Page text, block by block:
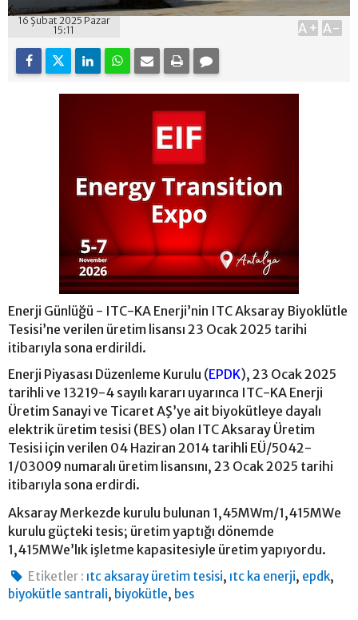
16 Şubat 2025 Pazar
15:11
A+ A-
Enerji Günlüğü - ITC-KA Enerji’nin ITC Aksaray Biyoklütle
Tesisi’ne verilen üretim lisansı 23 Ocak 2025 tarihi
itibarıyla sona erdirildi.
Enerji Piyasası Düzenleme Kurulu (EPDK), 23 Ocak 2025
tarihli ve 13219-4 sayılı kararı uyarınca ITC-KA Enerji
Üretim Sanayi ve Ticaret AŞ’ye ait biyokütleye dayalı
elektrik üretim tesisi (BES) olan ITC Aksaray Üretim
Tesisi için verilen 04 Haziran 2014 tarihli EÜ/5042-
1/03009 numaralı üretim lisansını, 23 Ocak 2025 tarihi
itibarıyla sona erdirdi.
Aksaray Merkezde kurulu bulunan 1,45MWm/1,415MWe
kurulu güçteki tesis; üretim yaptığı dönemde
1,415MWe’lık işletme kapasitesiyle üretim yapıyordu.
Etiketler : ıtc aksaray üretim tesisi, ıtc ka enerji, epdk,
biyokütle santrali, biyokütle, bes